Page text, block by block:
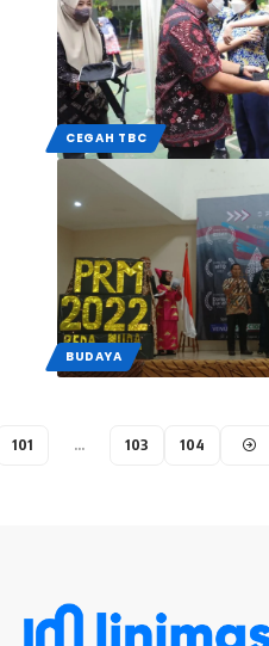
CEGAH TBC
BUDAYA
101 … 103 104